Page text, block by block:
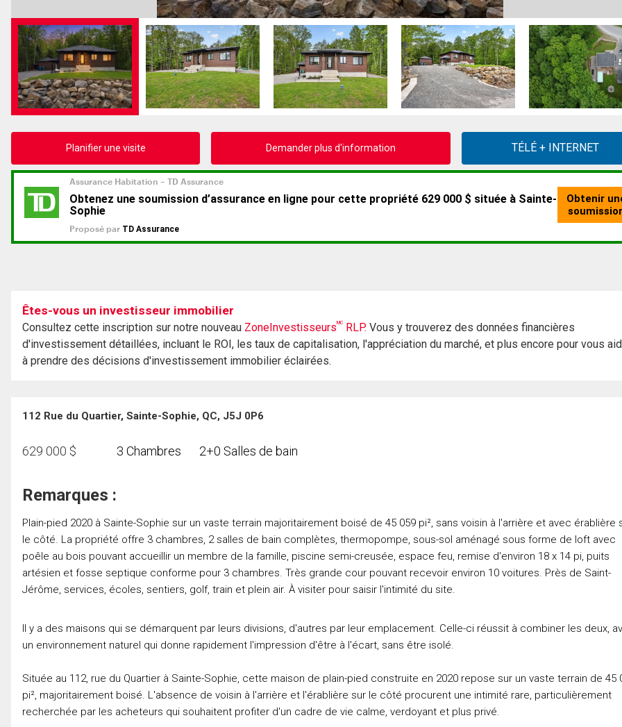
Planifier une visite Demander plus d'information
Êtes-vous un investisseur immobilier
Consultez cette inscription sur notre nouveau ZoneInvestisseursMC RLP. Vous y trouverez des données financières
d'investissement détaillées, incluant le ROI, les taux de capitalisation, l'appréciation du marché, et plus encore pour vous
à prendre des décisions d'investissement immobilier éclairées.
112 Rue du Quartier, Sainte-Sophie, QC, J5J 0P6
629 000 $ 3 Chambres 2+0 Salles de bain
Remarques :
Plain-pied 2020 à Sainte-Sophie sur un vaste terrain majoritairement boisé de 45 059 pi², sans voisin à l'arrière et avec érablière
le côté. La propriété offre 3 chambres, 2 salles de bain complètes, thermopompe, sous-sol aménagé sous forme de loft avec
poêle au bois pouvant accueillir un membre de la famille, piscine semi-creusée, espace feu, remise d'environ 18 x 14 pi, puits
artésien et fosse septique conforme pour 3 chambres. Très grande cour pouvant recevoir environ 10 voitures. Près de Saint-
Jérôme, services, écoles, sentiers, golf, train et plein air. À visiter pour saisir l'intimité du site.
Il y a des maisons qui se démarquent par leurs divisions, d'autres par leur emplacement. Celle-ci réussit à combiner les deux,
un environnement naturel qui donne rapidement l'impression d'être à l'écart, sans être isolé.
Située au 112, rue du Quartier à Sainte-Sophie, cette maison de plain-pied construite en 2020 repose sur un vaste terrain de 45
pi², majoritairement boisé. L'absence de voisin à l'arrière et l'érablière sur le côté procurent une intimité rare, particulièrement
recherchée par les acheteurs qui souhaitent profiter d'un cadre de vie calme, verdoyant et plus privé.